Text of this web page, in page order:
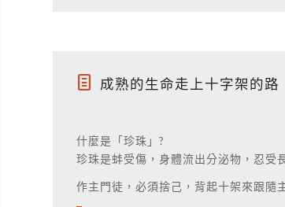
成熟的生命走上十字架的路
什麼是「珍珠」?
珍珠是蚌受傷，身體流出分泌物，忍受
作主門徒，必須捨己，背起十架來跟隨